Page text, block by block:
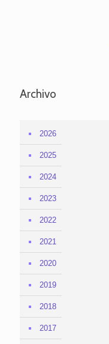
Archivo
2026
2025
2024
2023
2022
2021
2020
2019
2018
2017